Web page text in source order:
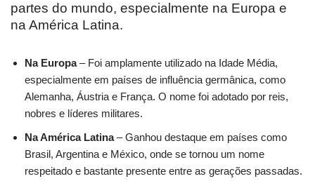
partes do mundo, especialmente na Europa e
na América Latina.
Na Europa– Foi amplamente utilizado na Idade Média,
especialmente em países de influência germânica, como
Alemanha, Áustria e França. O nome foi adotado por reis,
nobres e líderes militares.
Na América Latina– Ganhou destaque em países como
Brasil, Argentina e México, onde se tornou um nome
respeitado e bastante presente entre as gerações passadas.